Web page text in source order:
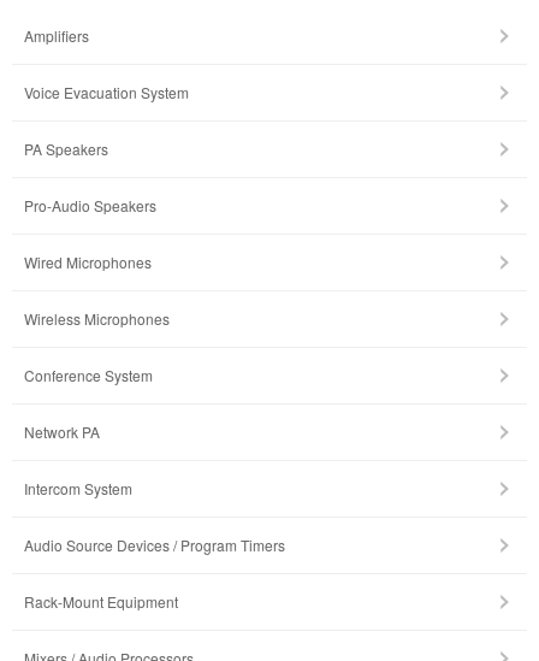
Amplifiers
Voice Evacuation System
PA Speakers
Pro-Audio Speakers
Wired Microphones
Wireless Microphones
Conference System
Network PA
Intercom System
Audio Source Devices / Program Timers
Rack-Mount Equipment